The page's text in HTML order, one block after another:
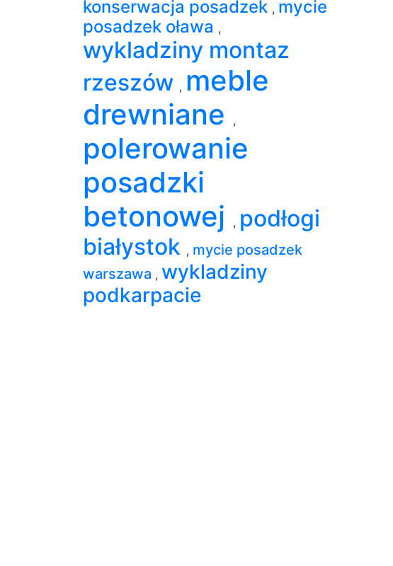
konserwacja posadzek , mycie
posadzek oława ,
wykladziny montaz
rzeszów , meble
drewniane
,
polerowanie
posadzki
betonowej
, podłogi
białystok , mycie posadzek
warszawa , wykladziny
podkarpacie